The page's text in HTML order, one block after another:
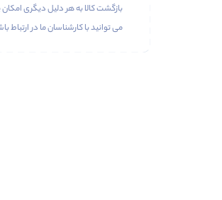
بازگشت کالا به هر دلیل دیگری
می توانید با کارشناسان ما در ارتباط